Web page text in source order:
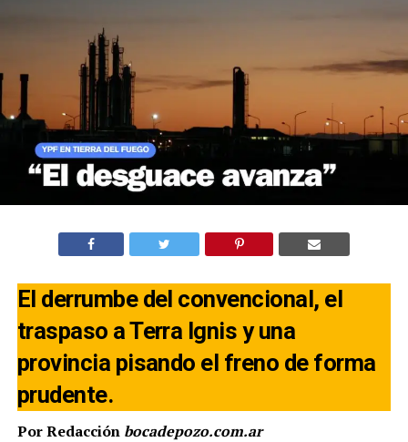
El derrumbe del convencional, el
traspaso a Terra Ignis y una
provincia pisando el freno de forma
prudente.
Por Redacción bocadepozo.com.ar